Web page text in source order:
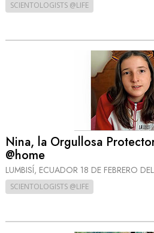
SCIENTOLOGISTS @LIFE
Nina, la Orgullosa
@home
LUMBISÍ, ECUADOR 18 DE FEBRERO
SCIENTOLOGISTS @LIFE